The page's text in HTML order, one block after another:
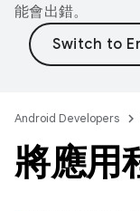
能會出錯。
Android Developers
將應用